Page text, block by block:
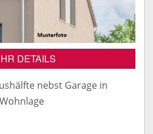
DETAILS
nebst Garage in